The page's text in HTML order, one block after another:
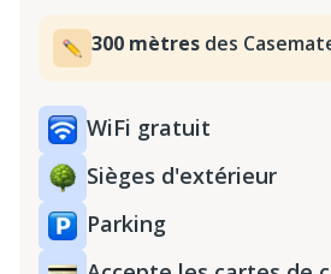
300 mètres des
WiFi gratuit
Sièges d'extérieur
Parking